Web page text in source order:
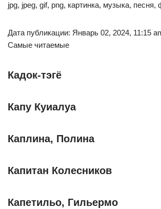
jpg, jpeg, gif, png, картинка, музыка, песня,
Дата публикации: Январь 02, 2024, 11:15
Самые читаемые
Кадок-тэгё
Капу Куиалуа
Каплина, Полина
Капитан Колесников
Капетильо, Гильермо